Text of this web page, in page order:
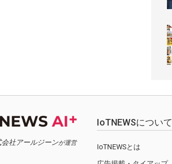
会社アールジーンが運営
IoTNEWSについて
IoTNEWSとは